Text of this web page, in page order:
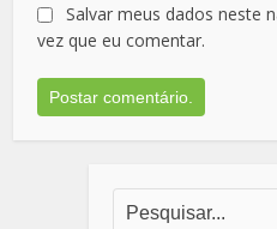
Salvar meus dados neste
vez que eu comentar.